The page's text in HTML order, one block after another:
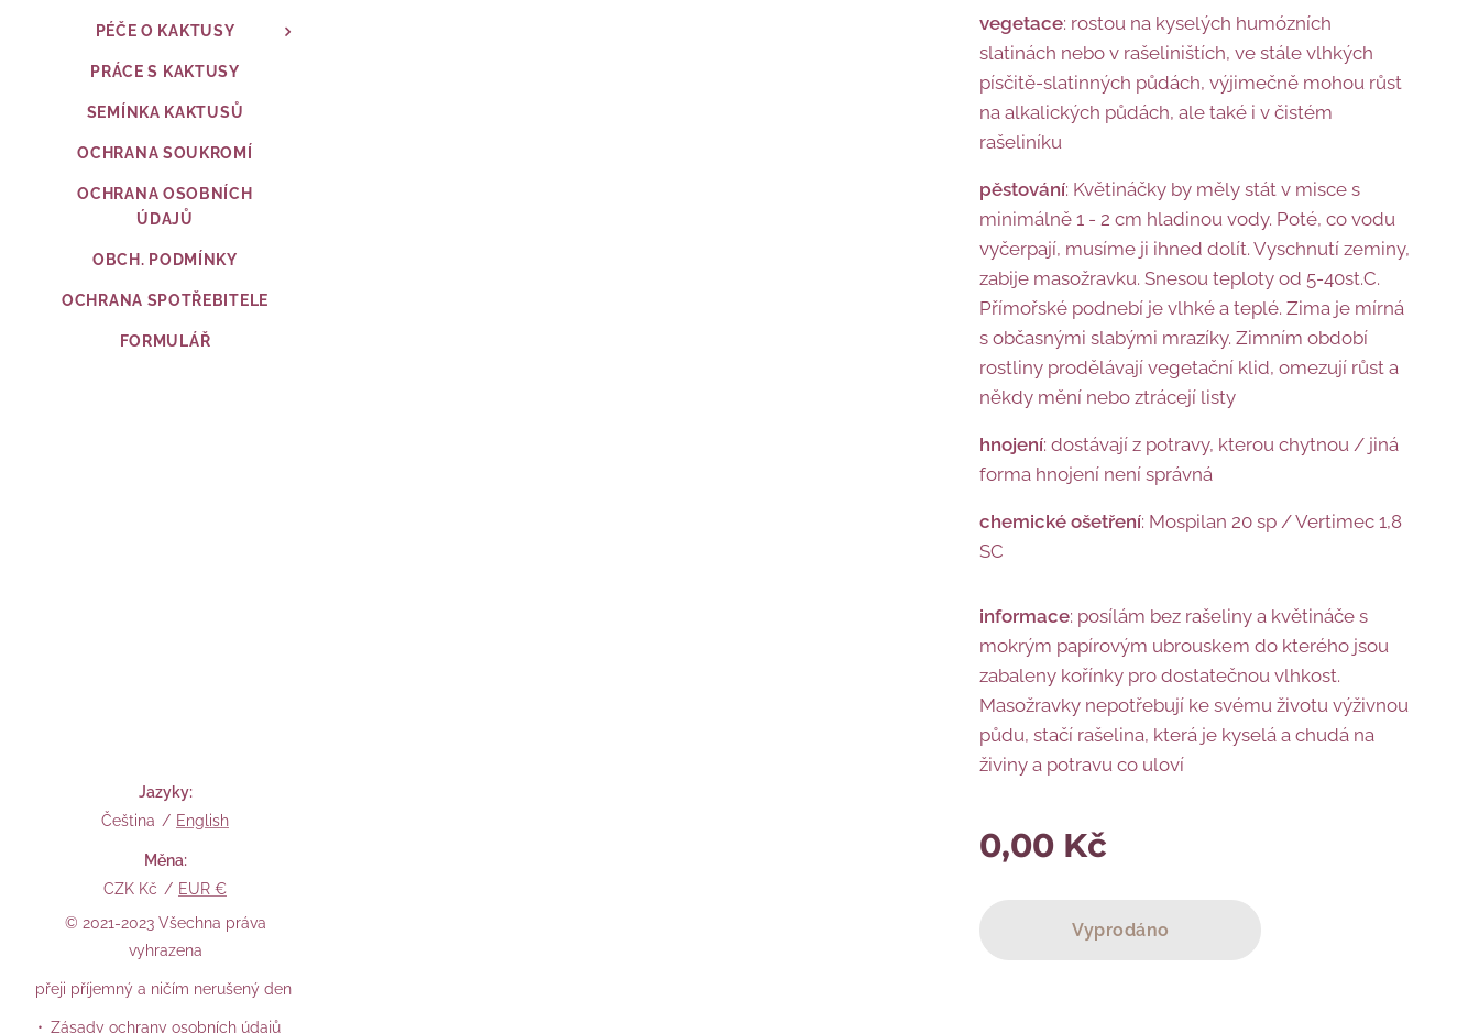
PÉČE O KAKTUSY
PRÁCE S KAKTUSY
SEMÍNKA KAKTUSŮ
OCHRANA SOUKROMÍ
OCHRANA OSOBNÍCH
ÚDAJŮ
OBCH. PODMÍNKY
OCHRANA SPOTŘEBITELE
FORMULÁŘ
vegetace: rostou na kyselých humózních
slatinách nebo v rašeliništích, ve stále vlhkých
písčitě-slatinných půdách, výjimečně mohou růst
na alkalických půdách, ale také i v čistém
rašeliníku
pěstování: Květináčky by měly stát v misce s
minimálně 1 - 2 cm hladinou vody. Poté, co vodu
vyčerpají, musíme ji ihned dolít. Vyschnutí zeminy,
zabije masožravku. Snesou teploty od 5-40st.C.
Přímořské podnebí je vlhké a teplé. Zima je mírná
s občasnými slabými mrazíky. Zimním období
rostliny prodělávají vegetační klid, omezují růst a
někdy mění nebo ztrácejí listy
hnojení: dostávají z potravy, kterou chytnou / jiná
forma hnojení není správná
chemické ošetření: Mospilan 20 sp / Vertimec 1,8
SC
informace: posílám bez rašeliny a květináče s
mokrým papírovým ubrouskem do kterého jsou
zabaleny kořínky pro dostatečnou vlhkost.
Masožravky nepotřebují ke svému životu výživnou
půdu, stačí rašelina, která je kyselá a chudá na
živiny a potravu co uloví
0,00 Kč
Vyprodáno
© 2021-2023 Všechna práva
vyhrazena
přeji příjemný a ničím nerušený den
Zásady ochrany osobních údajů
Jazyky
Čeština
English
Měna
CZK Kč
EUR €